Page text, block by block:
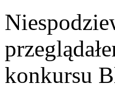
konkursu